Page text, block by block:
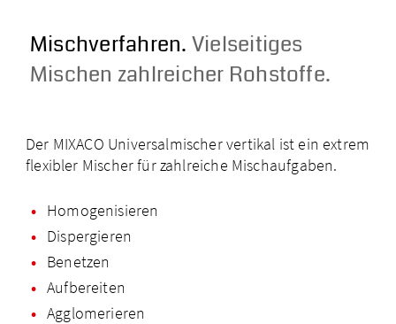
Mischver­fahren. Vielseitiges
Mischen zahlreicher Rohstoffe.
Der MIXACO Universalmischer vertikal ist ein extrem
flexibler Mischer für zahlreiche Mischaufgaben.
Homogenisieren
Dispergieren
Benetzen
Aufbereiten
Agglomerieren